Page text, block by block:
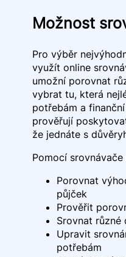
Možnost
Pro výběr
využít online
umožní porovnat
vybrat tu, která
potřebám a
prověřují
že jednáte s
Pomocí srovnávače
Porovnat
půjček
Prověřit
Srovnat různé
Upravit
potřebám